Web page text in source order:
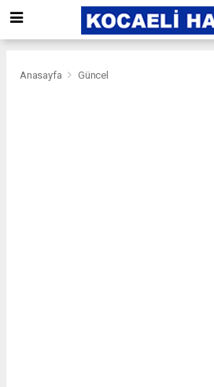
Anasayfa Güncel